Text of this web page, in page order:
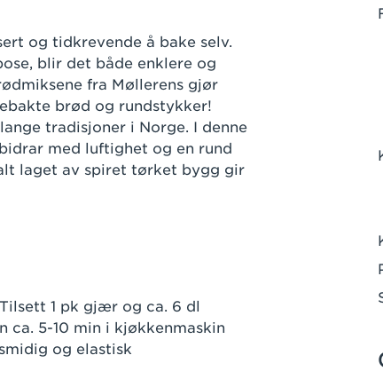
og tidkrevende å bake selv.
blir det både enklere og
fra Møllerens gjør
brød og rundstykker!
tradisjoner i Norge. I denne
med luftighet og en rund
laget av spiret tørket bygg gir
1 pk gjær og ca. 6 dl
ca. 5-10 min i kjøkkenmaskin
og elastisk